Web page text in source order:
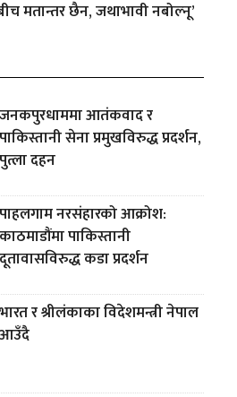
मतान्तर छैन, जथाभावी नबोल्नू’
जनकपुरधाममा आतंकवाद र
पाकिस्तानी सेना प्रमुखविरुद्ध प्रदर्शन,
पुत्ला दहन
पाहलगाम नरसंहारको आक्रोश:
काठमाडौंमा पाकिस्तानी
दूतावासविरुद्ध कडा प्रदर्शन
भारत र श्रीलंकाका विदेशमन्त्री नेपाल
आउँदै